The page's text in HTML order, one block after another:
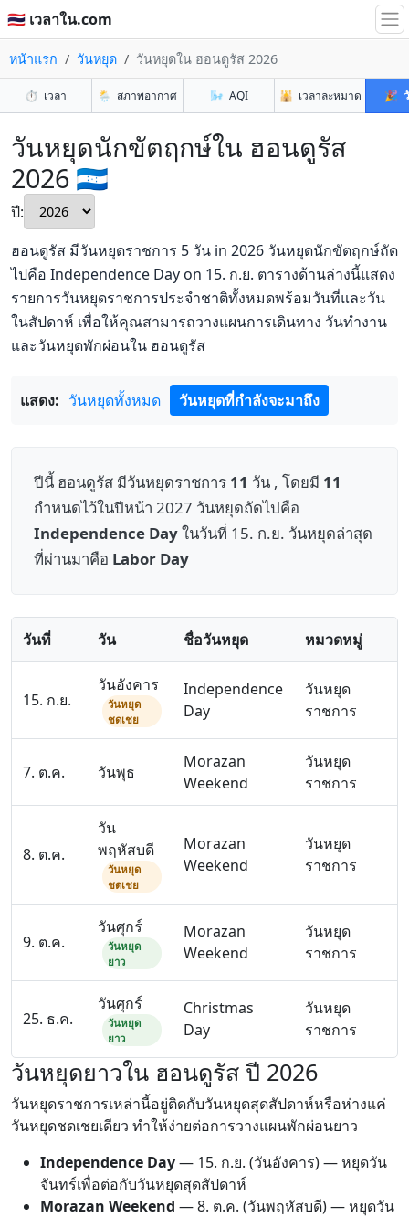
🇹🇭 เวลาใน.com
หน้าแรก วันหยุด วันหยุดใน ฮอนดูรัส 2026
⏱️ เวลา 🌦️ สภาพอากาศ 🌬️ AQI 🕌 เวลาละหมาด 🎉
วันหยุดนักขัตฤกษ์ใน ฮอนดูรัส
2026 🇭🇳
ปี:
ฮอนดูรัส มีวันหยุดราชการ 5 วัน in 2026 วันหยุดนักขัตฤกษ์ถัด
ไปคือ Independence Day on 15. ก.ย. ตารางด้านล่างนี้แสดง
รายการวันหยุดราชการประจำชาติทั้งหมดพร้อมวันที่และวัน
ในสัปดาห์ เพื่อให้คุณสามารถวางแผนการเดินทาง วันทำงาน
และวันหยุดพักผ่อนใน ฮอนดูรัส
แสดง: วันหยุดทั้งหมด วันหยุดที่กำลังจะมาถึง
ปีนี้ ฮอนดูรัส มีวันหยุดราชการ 11 วัน , โดยมี 11
กำหนดไว้ในปีหน้า 2027 วันหยุดถัดไปคือ
Independence Dayในวันที่ 15. ก.ย. วันหยุดล่าสุด
ที่ผ่านมาคือ Labor Day
วันที่ วัน ชื่อวันหยุด หมวดหมู่
15. ก.ย.
วันอังคาร
วันหยุด
ชดเชย
Independence
Day
วันหยุด
ราชการ
7. ต.ค. วันพุธ
Morazan
Weekend
วันหยุด
ราชการ
8. ต.ค.
วัน
พฤหัสบดี
วันหยุด
ชดเชย
Morazan
Weekend
วันหยุด
ราชการ
9. ต.ค.
วันศุกร์
วันหยุด
ยาว
Morazan
Weekend
วันหยุด
ราชการ
25. ธ.ค.
วันศุกร์
วันหยุด
ยาว
Christmas
Day
วันหยุด
ราชการ
วันหยุดยาวใน ฮอนดูรัส ปี 2026
วันหยุดราชการเหล่านี้อยู่ติดกับวันหยุดสุดสัปดาห์หรือห่างแค่
วันหยุดชดเชยเดียว ทำให้ง่ายต่อการวางแผนพักผ่อนยาว
Independence Day— 15. ก.ย. (วันอังคาร) — หยุดวัน
จันทร์เพื่อต่อกับวันหยุดสุดสัปดาห์
Morazan Weekend —8. ต.ค. (วันพฤหัสบดี) — หยุดวัน